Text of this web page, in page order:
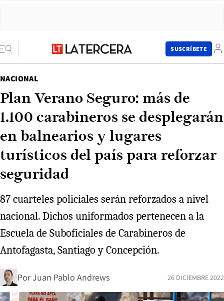
SUSCRÍBETE
NACIONAL
Plan Verano Seguro: más de
1.100 carabineros se desplegarán
en balnearios y lugares
turísticos del país para reforzar
seguridad
87 cuarteles policiales serán reforzados a nivel
nacional. Dichos uniformados pertenecen a la
Escuela de Suboficiales de Carabineros de
Antofagasta, Santiago y Concepción.
PorJuan Pablo Andrews 26 DICIEMBRE 2022